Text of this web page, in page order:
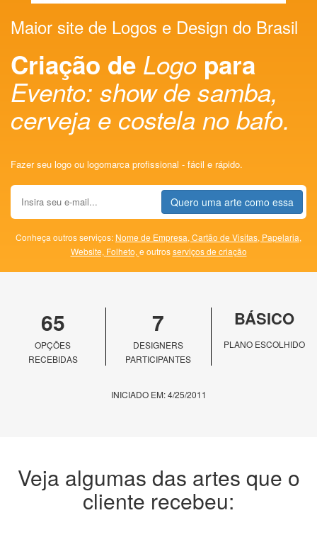
Maior site de Logos e Design do Brasil
Criação de Logo para
Evento: show de samba,
cerveja e costela no bafo.
Fazer seu logo ou logomarca profissional - fácil e rápido.
Quero uma arte como essa
Conheça outros serviços: Nome de Empresa, Cartão de Visitas, Papelaria,
Website, Folheto, e outrosserviços de criação
65
OPÇÕES
RECEBIDAS
7
DESIGNERS
PARTICIPANTES
BÁSICO
PLANO ESCOLHIDO
INICIADO EM: 4/25/2011
Veja algumas das artes que o
cliente recebeu: